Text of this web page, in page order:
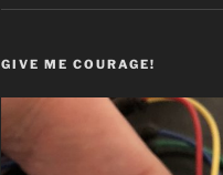
GIVE ME COURAGE!